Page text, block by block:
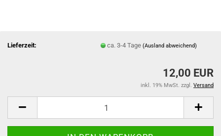
Lieferzeit: ca. 3-4 Tage(Ausland abweichend)
12,00 EUR
inkl. 19% MwSt. zzgl. Versand